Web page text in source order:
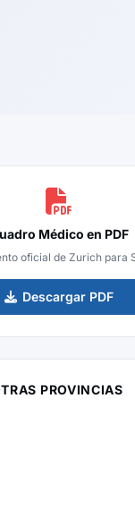
Médico en PDF
oficial de Zurich para
Descargar PDF
PROVINCIAS